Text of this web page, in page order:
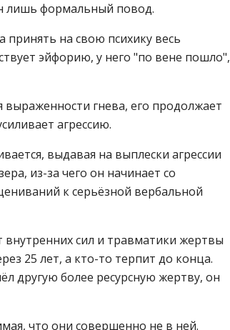
лишь формальный повод.
принять на свою психику весь
эйфорию, у него "по вене пошло",
гнева, его продолжает
агрессию.
выдавая на выплески агрессии
из-за чего он начинает со
к серьёзной вербальной
внутренних сил и травматики жертвы
25 лет, а кто-то терпит до конца.
другую более ресурсную жертву, он
что они совершенно не в ней.